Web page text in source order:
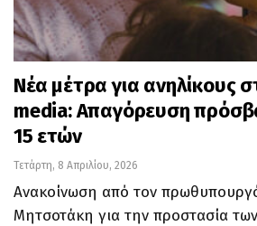
Νέα μέτρα για ανηλίκους
media: Απαγόρευση
15 ετών
Τετάρτη, 8 Απριλίου, 2026
Ανακοίνωση από τον
Μητσοτάκη για την προστασία